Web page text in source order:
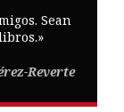
Sean
Reverte